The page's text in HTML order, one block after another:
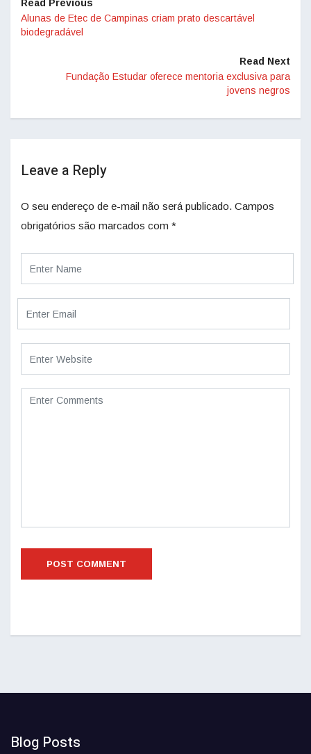
Read Previous
Alunas de Etec de Campinas criam prato descartável
biodegradável
Read Next
Fundação Estudar oferece mentoria exclusiva para
jovens negros
Leave a Reply
O seu endereço de e-mail não será publicado. Campos
obrigatórios são marcados com *
Blog Posts